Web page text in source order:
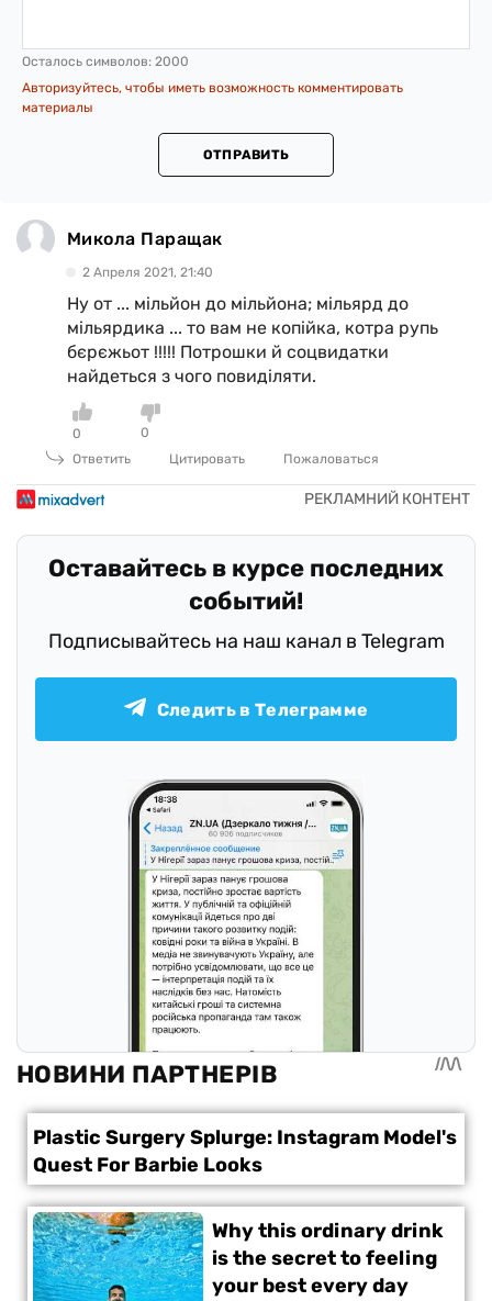
Осталось символов: 2000
Авторизуйтесь, чтобы иметь возможность комментировать
материалы
ОТПРАВИТЬ
Микола Паращак
2 Апреля 2021, 21:40
Ну от ... мільйон до мільйона; мільярд до
мільярдика ... то вам не копійка, котра рупь
бєрєжьот !!!!! Потрошки й соцвидатки
найдеться з чого повиділяти.
0
0
Ответить
Цитировать Пожаловаться
Оставайтесь в курсе последних
событий!
Подписывайтесь на наш канал в Telegram
Следить в Телеграмме